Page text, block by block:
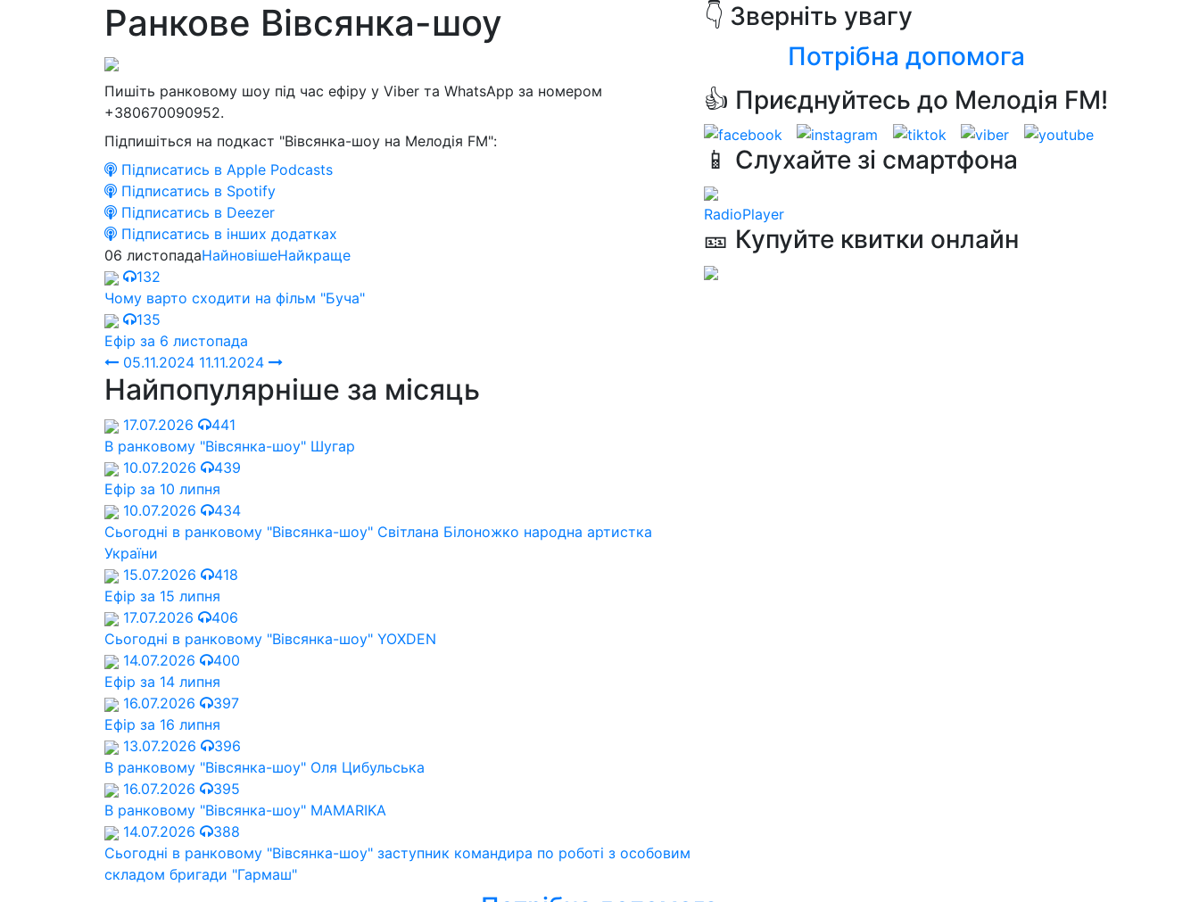
Ранкове Вівсянка-шоу
Пишіть ранковому шоу під час ефіру у Viber та WhatsApp за номером
+380670090952.
Підпишіться на подкаст "Вівсянка-шоу на Мелодія FM":
Підписатись в Apple Podcasts
Підписатись в Spotify
Підписатись в Deezer
Підписатись в інших додатках
06 листопадаНайновішеНайкраще
132
Чому варто сходити на фільм "Буча"
135
Ефір за 6 листопада
05.11.2024 11.11.2024
Найпопулярніше за місяць
17.07.2026
441
В ранковому "Вівсянка-шоу" Шугар
10.07.2026
439
Ефір за 10 липня
10.07.2026
434
Сьогодні в ранковому "Вівсянка-шоу" Cвітлана Білоножко народна артистка
України
15.07.2026
418
Ефір за 15 липня
17.07.2026
406
Сьогодні в ранковому "Вівсянка-шоу" YOXDEN
14.07.2026
400
Ефір за 14 липня
16.07.2026
397
Ефір за 16 липня
13.07.2026
396
В ранковому "Вівсянка-шоу" Оля Цибульська
16.07.2026
395
В ранковому "Вівсянка-шоу" MAMARIKA
14.07.2026
388
Сьогодні в ранковому "Вівсянка-шоу" заступник командира по роботі з особовим
складом бригади "Гармаш"
👇 Зверніть увагу
Потрібна допомога
👍 Приєднуйтесь до Мелодія FM!
📱 Слухайте зі смартфона
RadioPlayer
🎫 Купуйте квитки онлайн